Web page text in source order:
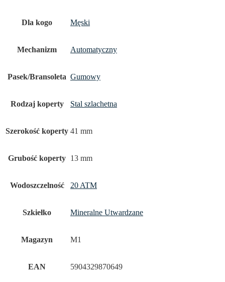
Dla kogo Męski
Mechanizm Automatyczny
Pasek/Bransoleta Gumowy
Rodzaj koperty Stal szlachetna
Szerokość koperty 41 mm
Grubość koperty 13 mm
Wodoszczelność 20 ATM
Szkiełko Mineralne Utwardzane
Magazyn M1
EAN 5904329870649